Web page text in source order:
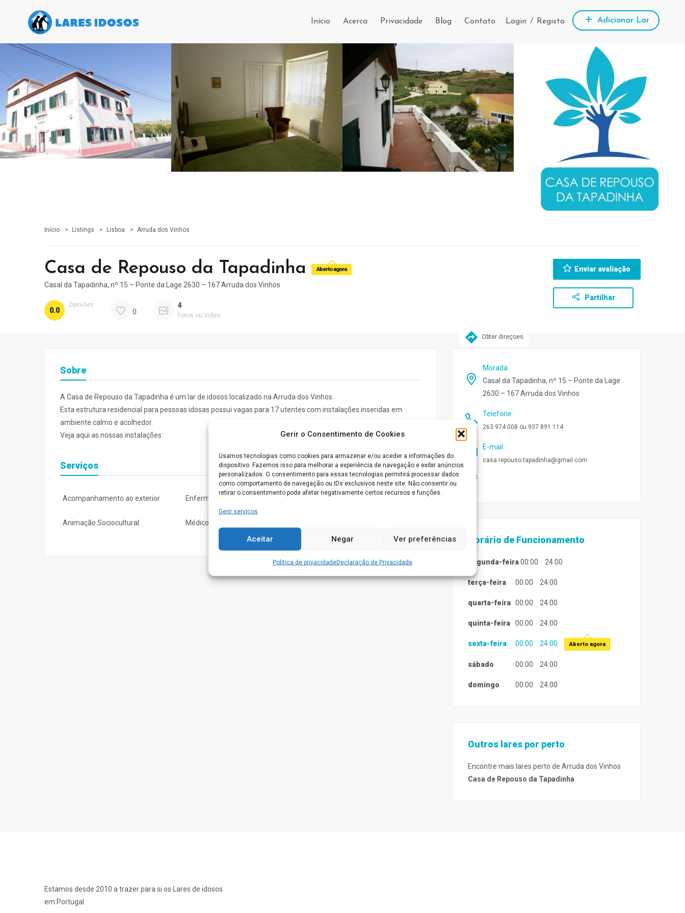
Gerir o Consentimento de Cookies
Usamos tecnologias como cookies para armazenar e/ou aceder a informações do
dispositivo. Fazemos isso para melhorar a experiência de navegação e exibir anúncios
personalizados. O consentimento para essas tecnologias permitirá processar dados
como comportamento de navegação ou IDs exclusivos neste site. Não consentir ou
retirar o consentimento pode afetar negativamente certos recursos e funções.
Gerir serviços
Aceitar Negar Ver preferências
Politica de privacidadeDeclaração de Privacidade
Início Acerca Privacidade Blog Contato Login / Registo Adicionar Lar
Início Listings Lisboa Arruda dos Vinhos
Casa de Repouso da Tapadinha Aberto agora
Casal da Tapadinha, nº 15 – Ponte da Lage 2630 – 167 Arruda dos Vinhos
0.0
Opiniões
0
4
Fotos ou Video
Enviar avaliação
Partilhar
Sobre
A Casa de Repouso da Tapadinha é um lar de idosos localizado na Arruda dos Vinhos.
Esta estrutura residencial para pessoas idosas possui vagas para 17 utentes com instalações inseridas em
ambiente calmo e acolhedor.
Veja aqui as nossas instalações:
Serviços
Acompanhamento ao exterior
Animação Sociocultural
Enfermagem
Médico
Quarto individual
Obter direçoes
Morada:
Casal da Tapadinha, nº 15 – Ponte da Lage
2630 – 167 Arruda dos Vinhos
Telefone:
263 974 008 ou 937 891 114
E-mail :
casa.repouso.tapadinha@gmail.com
Horário de Funcionamento
segunda-feira00:00 24:00
terça-feira 00:00 24:00
quarta-feira 00:00 24:00
quinta-feira 00:00 24:00
sexta-feira 00:00 24:00 Aberto agora
sábado 00:00 24:00
domingo 00:00 24:00
Outros lares por perto
Encontre mais lares perto de Arruda dos Vinhos
Casa de Repouso da Tapadinha
Estamos desde 2010 a trazer para si os Lares de idosos
em Portugal.